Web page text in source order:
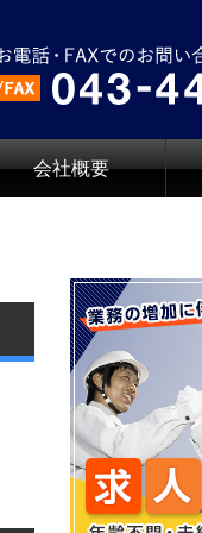
会社概要